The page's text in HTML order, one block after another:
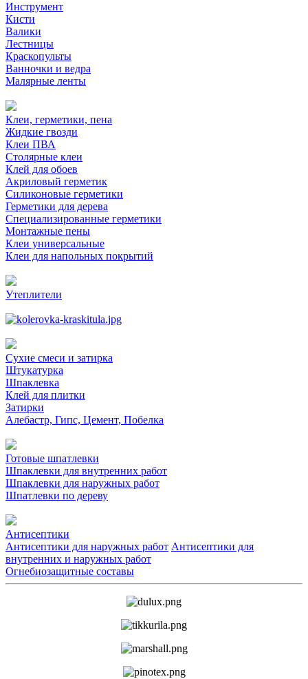
Инструмент
Кисти
Валики
Лестницы
Краскопульты
Ванночки и ведра
Малярные ленты
Клеи, герметики, пена
Жидкие гвозди
Клеи ПВА
Столярные клеи
Клей для обоев
Акриловый герметик
Силиконовые герметики
Герметики для дерева
Специализированные герметики
Монтажные пены
Клеи универсальные
Клеи для напольных покрытий
Утеплители
Сухие смеси и затирка
Штукатурка
Шпаклевка
Клей для плитки
Затирки
Алебастр, Гипс, Цемент, Побелка
Готовые шпатлевки
Шпаклевки для внутренних работ
Шпаклевки для наружных работ
Шпатлевки по дереву
Антисептики
Антисептики для наружных работ Антисептики для
внутренних и наружных работ
Огнебиозащитные составы